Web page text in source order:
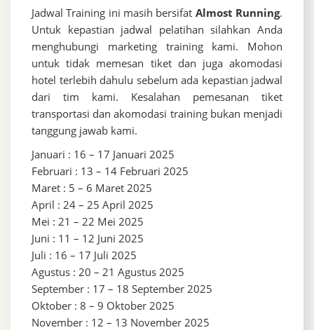
Jadwal Training ini masih bersifat Almost Running.
Untuk kepastian jadwal pelatihan silahkan Anda
menghubungi marketing training kami. Mohon
untuk tidak memesan tiket dan juga akomodasi
hotel terlebih dahulu sebelum ada kepastian jadwal
dari tim kami. Kesalahan pemesanan tiket
transportasi dan akomodasi training bukan menjadi
tanggung jawab kami.
Januari : 16 – 17 Januari 2025
Februari : 13 – 14 Februari 2025
Maret : 5 – 6 Maret 2025
April : 24 – 25 April 2025
Mei : 21 – 22 Mei 2025
Juni : 11 – 12 Juni 2025
Juli : 16 – 17 Juli 2025
Agustus : 20 – 21 Agustus 2025
September : 17 – 18 September 2025
Oktober : 8 – 9 Oktober 2025
November : 12 – 13 November 2025